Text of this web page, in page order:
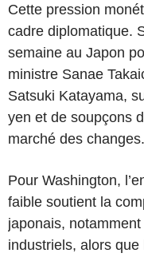
Cette pression
cadre diplomatique.
semaine au Japon
ministre Sanae
Satsuki Katayama,
yen et de soupçons
marché des changes.
Pour Washington,
faible soutient la
japonais,
industriels, alors